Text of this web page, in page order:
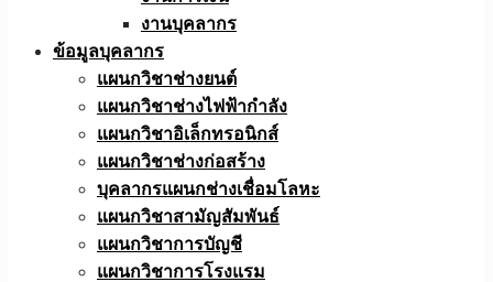
งานบุคลากร
ข้อมูลบุคลากร
แผนกวิชาช่างยนต์
แผนกวิชาช่างไฟฟ้ากำลัง
แผนกวิชาอิเล็กทรอนิกส์
แผนกวิชาช่างก่อสร้าง
บุคลากรแผนกช่างเชื่อมโลหะ
แผนกวิชาสามัญสัมพันธ์
แผนกวิชาการบัญชี
แผนกวิชาการโรงแรม